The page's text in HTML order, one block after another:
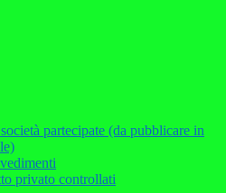
partecipate (da pubblicare in
privato controllati